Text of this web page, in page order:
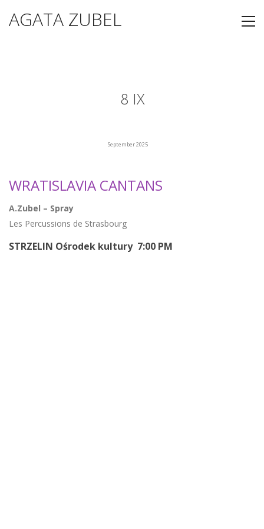
AGATA ZUBEL
8 IX
September 2025
WRATISLAVIA CANTANS
A.Zubel – Spray
Les Percussions de Strasbourg
STRZELIN Ośrodek kultury 7:00 PM